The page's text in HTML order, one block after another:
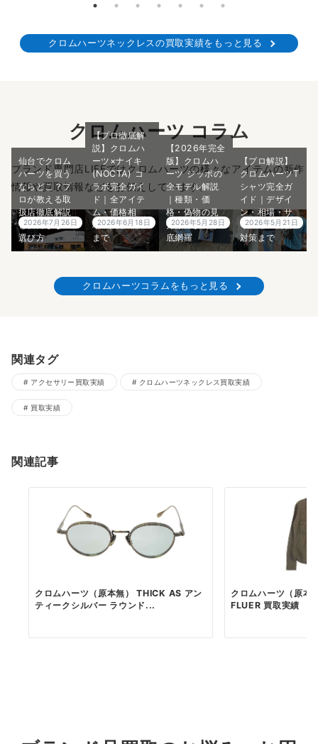
クロムハーツネックレスの買取実績をもっと見る
クロムハーツ コラム
ブランド専門店LIFEではクロムハーツの様々なアイテムの新作
情報や買取情報などをお伝えしています。
仙台でクロム
ハーツを買う
ならどこ？プ
ロが教える取
扱店徹底解説
と後悔しない
選び方
2026年7月26日
【プロ徹底解
説】クロムハ
ーツ×ナイキ
(NOCTA) コ
ラボ完全ガイ
ド｜全アイテ
ム・価格相
場・入手方法
まで
2026年6月18日
【2026年完全
版】クロムハ
ーツ ジッポの
全モデル解説
｜種類・価
格・偽物の見
分け方まで徹
底網羅
2026年5月28日
【プロ解説】
クロムハーツT
シャツ完全ガ
イド｜デザイ
ン・相場・サ
イズ感・偽物
対策まで
2026年5月21日
クロムハーツコラムをもっと見る
関連タグ
アクセサリー買取実績 クロムハーツネックレス買取実績
買取実績
関連記事
クロムハーツ（原本無） THICK AS アン
ティークシルバー ラウンド...
クロムハーツ（原本
FLUER 買取実績